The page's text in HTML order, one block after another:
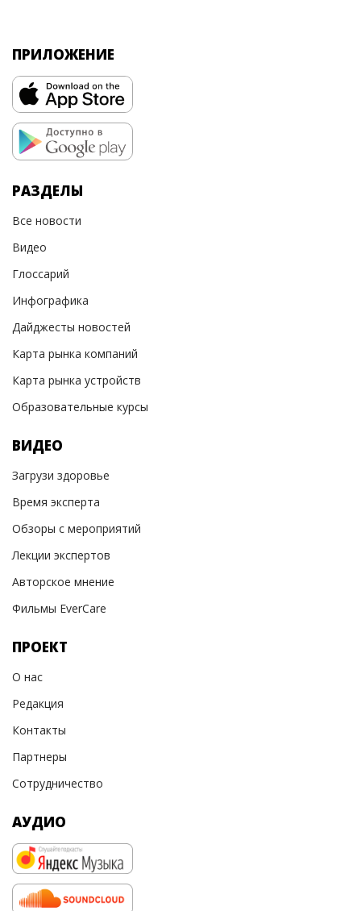
ПРИЛОЖЕНИЕ
РАЗДЕЛЫ
Все новости
Видео
Глоссарий
Инфографика
Дайджесты новостей
Карта рынка компаний
Карта рынка устройств
Образовательные курсы
ВИДЕО
Загрузи здоровье
Время эксперта
Обзоры с мероприятий
Лекции экспертов
Авторское мнение
Фильмы EverCare
ПРОЕКТ
О нас
Редакция
Контакты
Партнеры
Сотрудничество
АУДИО